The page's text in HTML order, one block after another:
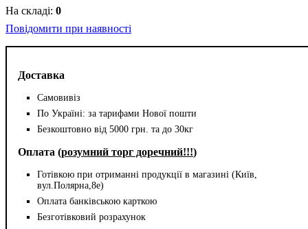
Доставка
Самовивіз
По Україні: за тарифами Нової пошти
Безкоштовно від 5000 грн. та до 30кг
Оплата (розумний торг доречний!!!)
Готівкою при отриманні продукції в магазині (Київ,
вул.Полярна,8е)
Оплата банківською карткою
Безготівковий розрахунок
0
Повідомити при наявності